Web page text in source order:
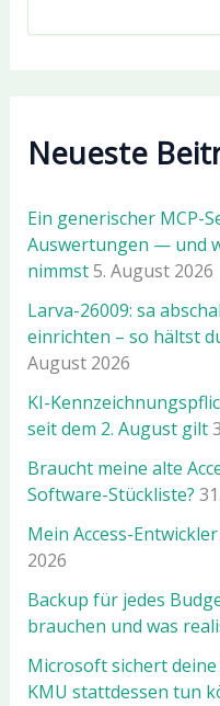
Neueste
Ein generischer MCP-
Auswertungen — und
nimmst5. August 2026
Larva-26009: sa
einrichten – so hältst
August 2026
KI-
seit dem 2. August gilt
Braucht meine alte
Software-Stückliste?
Mein Access-
2026
Backup für jedes
brauchen und was
Microsoft sichert
KMU stattdessen tun